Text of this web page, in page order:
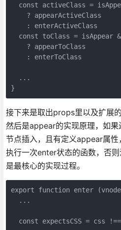
const activeClass =
    ? appearActiveClass
    : enterActiveClass
const toClass = isAppear
    ? appearToClass
    : enterToClass
  ...
接下来是取出props里以及扩展
然后是appear的实现原理，如
节点插入，且有定义appear属
执行一次enter状态的函数，否
是最核心的实现过程。
export function enter
  ...
const expectsCSS = css !==